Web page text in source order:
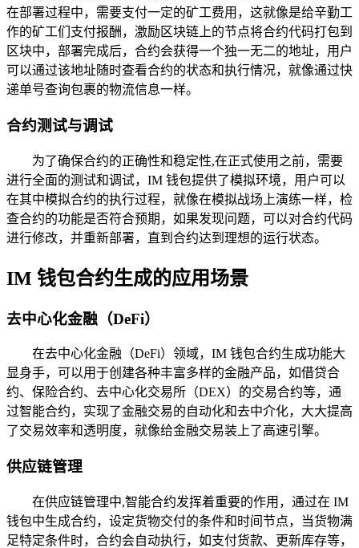
在部署过程中，需要支付一定的矿工费用，这就像是给辛勤工
作的矿工们支付报酬，激励区块链上的节点将合约代码打包到
区块中，部署完成后，合约会获得一个独一无二的地址，用户
可以通过该地址随时查看合约的状态和执行情况，就像通过快
递单号查询包裹的物流信息一样。
合约测试与调试
为了确保合约的正确性和稳定性,在正式使用之前，需要
进行全面的测试和调试，IM 钱包提供了模拟环境，用户可以
在其中模拟合约的执行过程，就像在模拟战场上演练一样，检
查合约的功能是否符合预期，如果发现问题，可以对合约代码
进行修改，并重新部署，直到合约达到理想的运行状态。
IM 钱包合约生成的应用场景
去中心化金融（DeFi）
在去中心化金融（DeFi）领域，IM 钱包合约生成功能大
显身手，可以用于创建各种丰富多样的金融产品，如借贷合
约、保险合约、去中心化交易所（DEX）的交易合约等，通
过智能合约，实现了金融交易的自动化和去中介化，大大提高
了交易效率和透明度，就像给金融交易装上了高速引擎。
供应链管理
在供应链管理中,智能合约发挥着重要的作用，通过在 IM
钱包中生成合约，设定货物交付的条件和时间节点，当货物满
足特定条件时，合约会自动执行，如支付货款、更新库存等，